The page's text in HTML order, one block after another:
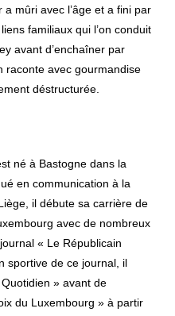
mûri avec l’âge et a fini par
familiaux qui l’on conduit
avant d’enchaîner par
raconte avec gourmandise
déstructurée.
né à Bastogne dans la
en communication à la
il débute sa carrière de
avec de nombreux
« Le Républicain
sportive de ce journal, il
» avant de
du Luxembourg » à partir